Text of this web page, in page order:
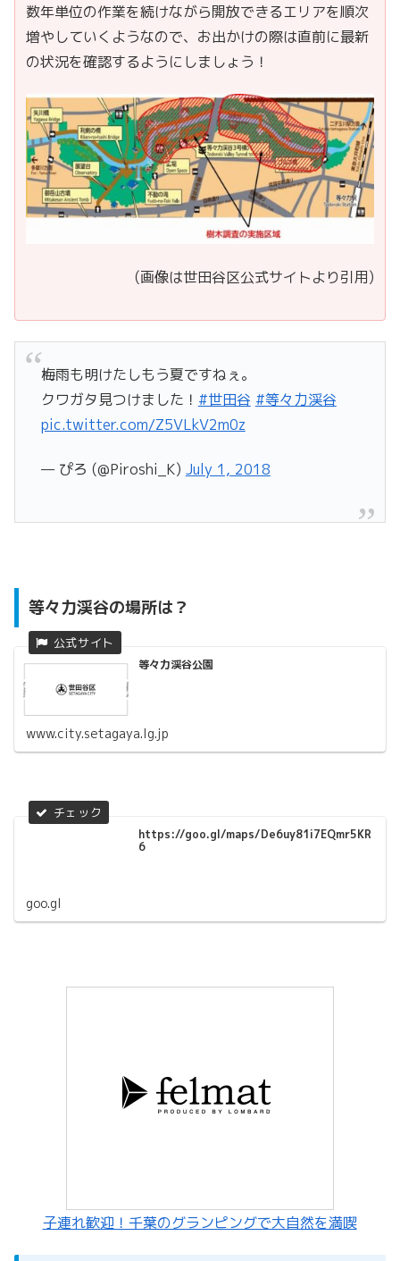
数年単位の作業を続けながら開放できるエリアを順次
増やしていくようなので、お出かけの際は直前に最新
の状況を確認するようにしましょう！
(画像は世田谷区公式サイトより引用)
梅雨も明けたしもう夏ですねぇ。
クワガタ見つけました！ #世田谷 #等々力渓谷
pic.twitter.com/Z5VLkV2m0z
— ぴろ (@Piroshi_K) July 1, 2018
等々力渓谷の場所は？
等々力渓谷公園
www.city.setagaya.lg.jp
https://goo.gl/maps/De6uy81i7EQmr5KR
6
goo.gl
子連れ歓迎！千葉のグランピングで大自然を満喫